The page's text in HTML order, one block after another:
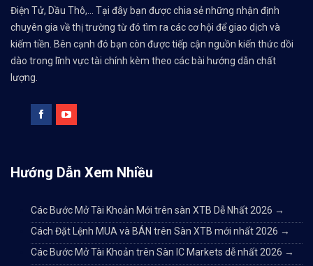
Điện Tử, Dầu Thô,... Tại đây bạn được chia sẻ những nhận định
chuyên gia về thị trường từ đó tìm ra các cơ hội để giao dịch và
kiếm tiền. Bên cạnh đó bạn còn được tiếp cận nguồn kiến thức dồi
dào trong lĩnh vực tài chính kèm theo các bài hướng dẫn chất
lượng.
Hướng Dẫn Xem Nhiều
Các Bước Mở Tài Khoản Mới trên sàn XTB Dễ Nhất 2026 →
Cách Đặt Lệnh MUA và BÁN trên Sàn XTB mới nhất 2026 →
Các Bước Mở Tài Khoản trên Sàn IC Markets dễ nhất 2026 →